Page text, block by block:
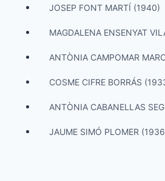
JOSEP FONT MARTÍ (1940)
MAGDALENA ENSENYAT
ANTÒNIA CAMPOMAR
COSME CIFRE BORRÁS
ANTÒNIA CABANELLAS
JAUME SIMÓ PLOMER